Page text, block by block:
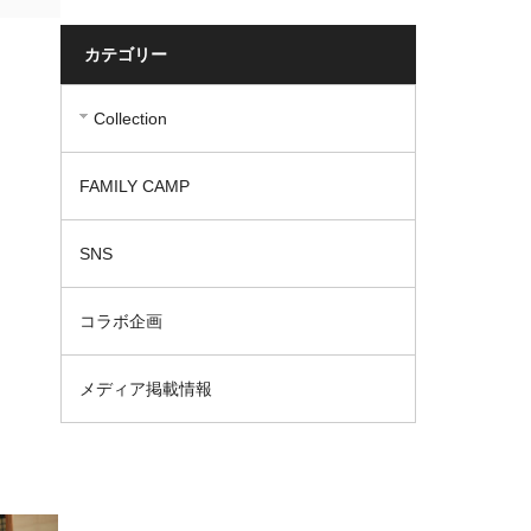
カテゴリー
Collection
FAMILY CAMP
SNS
コラボ企画
メディア掲載情報